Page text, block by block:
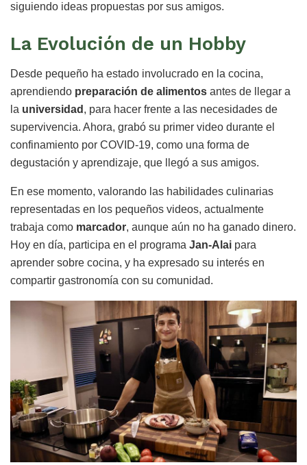
siguiendo ideas propuestas por sus amigos.
La Evolución de un Hobby
Desde pequeño ha estado involucrado en la cocina,
aprendiendo preparación de alimentos antes de llegar a
la universidad , para hacer frente a las necesidades de
supervivencia. Ahora, grabó su primer video durante el
confinamiento por COVID-19, como una forma de
degustación y aprendizaje, que llegó a sus amigos.
En ese momento, valorando las habilidades culinarias
representadas en los pequeños videos, actualmente
trabaja como marcador, aunque aún no ha ganado dinero.
Hoy en día, participa en el programa Jan-Alai para
aprender sobre cocina, y ha expresado su interés en
compartir gastronomía con su comunidad.